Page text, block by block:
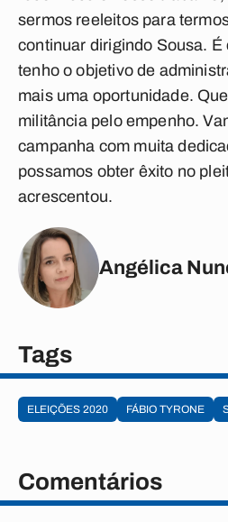
sermos reeleitos para
continuar dirigindo Sousa.
tenho o objetivo de
mais uma oportunidade.
militância pelo empenho.
campanha com muita
possamos obter êxito no
acrescentou.
Angélica
Tags
ELEIÇÕES 2020 FÁBIO TYRONE
Comentários